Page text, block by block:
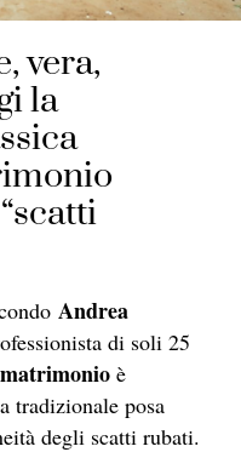
vera,
la
Andrea
di soli 25
è
tradizionale posa
degli scatti rubati.